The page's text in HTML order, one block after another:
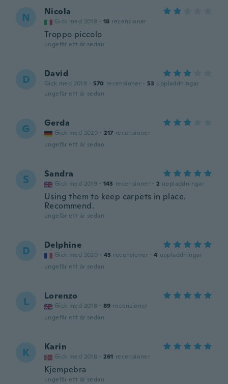
N Nicola
Gick med 2019 · 18 recensioner
Troppo piccolo
ungefär ett år sedan
D David
Gick med 2019 · 570 recensioner · 53 uppladdningar
ungefär ett år sedan
G Gerda
Gick med 2020 · 217 recensioner
ungefär ett år sedan
S Sandra
Gick med 2019 · 143 recensioner · 2 uppladdningar
Using them to keep carpets in place.
Recommend.
ungefär ett år sedan
D Delphine
Gick med 2020 · 43 recensioner · 4 uppladdningar
ungefär ett år sedan
L Lorenzo
Gick med 2018 · 89 recensioner
ungefär ett år sedan
K Karin
Gick med 2018 · 261 recensioner
Kjempebra
ungefär ett år sedan